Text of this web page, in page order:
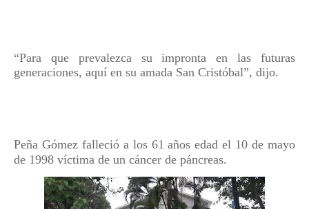
“Para que prevalezca su impronta en las futuras
generaciones, aquí en su amada San Cristóbal”, dijo.
Peña Gómez falleció a los 61 años edad el 10 de mayo
de 1998 víctima de un cáncer de páncreas.